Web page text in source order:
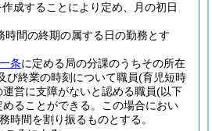
作成することにより定め、月の初日
間の終期の属する日の勤務とす
条に定める局の分課のうちその所在
び終業の時刻について職員(育児短時
営に支障がないと認める職員(以下
ることができる。
この場合におい
間を割り振るものとする。